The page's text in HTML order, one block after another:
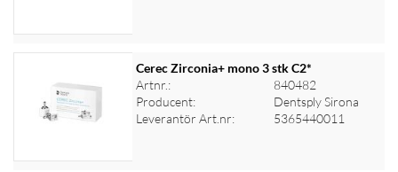
Logga in för priser
Cerec Zirconia+ mono 3 stk C2*
Artnr.:
840482
Producent:
Dentsply Sirona
Leverantör Art.nr:
5365440011